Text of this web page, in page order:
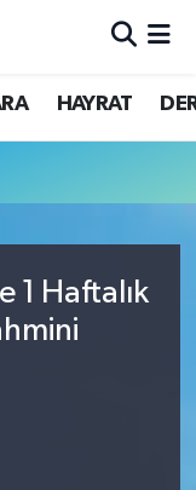
HAYRAT
1 Haftalık